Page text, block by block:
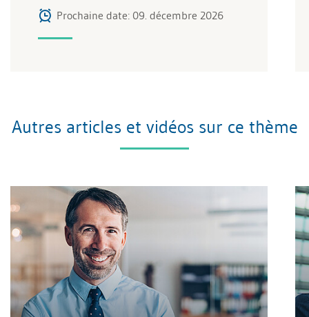
Prochaine date: 09. décembre 2026
Autres articles et vidéos sur ce thème